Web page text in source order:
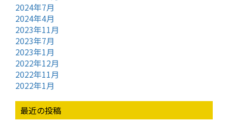
2024年7月
2024年4月
2023年11月
2023年7月
2023年1月
2022年12月
2022年11月
2022年1月
最近の投稿